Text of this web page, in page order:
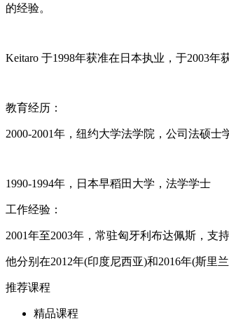
的经验。
Keitaro 于1998年获准在日本执业，于2003
教育经历：
2000-2001年，纽约大学法学院，公司法硕士
1990-1994年，日本早稻田大学，法学学士
工作经验：
2001年至2003年，常驻匈牙利布达佩斯，支
他分别在2012年(印度尼西亚)和2016年(斯里
推荐课程
精品课程